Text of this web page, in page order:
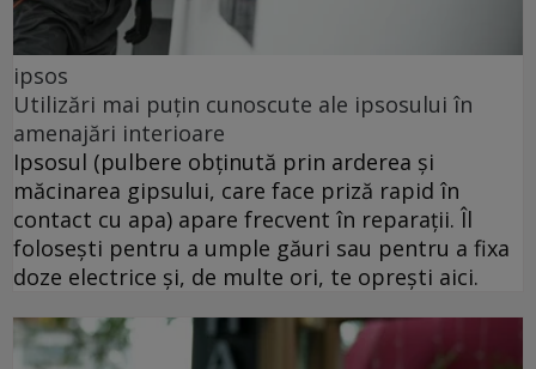
ipsos
Utilizări mai puțin cunoscute ale ipsosului în
amenajări interioare
Ipsosul (pulbere obținută prin arderea și
măcinarea gipsului, care face priză rapid în
contact cu apa) apare frecvent în reparații. Îl
folosești pentru a umple găuri sau pentru a fixa
doze electrice și, de multe ori, te oprești aici.